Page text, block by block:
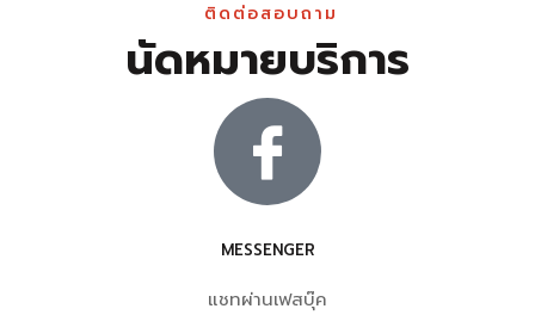
ติดต่อสอบถาม
นัดหมายบริการ
MESSENGER
แชทผ่านเฟสบุ๊ค